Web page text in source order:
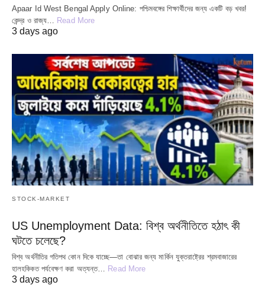
Apaar Id West Bengal Apply Online: পশ্চিমবঙ্গের শিক্ষার্থীদের জন্য একটি বড় খবর!
কেন্দ্র ও রাজ্য… Read More
3 days ago
STOCK-MARKET
US Unemployment Data: বিশ্ব অর্থনীতিতে হঠাৎ কী
ঘটতে চলেছে?
বিশ্ব অর্থনীতির গতিপথ কোন দিকে যাচ্ছে—তা বোঝার জন্য মার্কিন যুক্তরাষ্ট্রের শ্রমবাজারের
হালহকিকত পর্যবেক্ষণ করা অত্যন্ত…
Read More
3 days ago